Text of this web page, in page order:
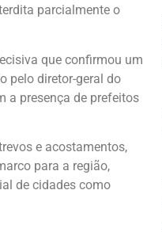
parcialmente o
que confirmou um
pelo diretor-geral do
a presença de prefeitos
e acostamentos,
para a região,
de cidades como